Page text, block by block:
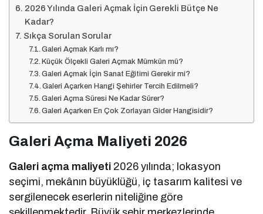
2026 Yılında Galeri Açmak İçin Gerekli Bütçe Ne
Kadar?
Sıkça Sorulan Sorular
Galeri Açmak Karlı mı?
Küçük Ölçekli Galeri Açmak Mümkün mü?
Galeri Açmak İçin Sanat Eğitimi Gerekir mi?
Galeri Açarken Hangi Şehirler Tercih Edilmeli?
Galeri Açma Süresi Ne Kadar Sürer?
Galeri Açarken En Çok Zorlayan Gider Hangisidir?
Galeri Açma Maliyeti 2026
Galeri açma maliyeti 2026 yılında; lokasyon
seçimi, mekânın büyüklüğü, iç tasarım kalitesi ve
sergilenecek eserlerin niteliğine göre